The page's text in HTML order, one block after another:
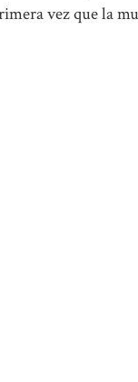
vez que la